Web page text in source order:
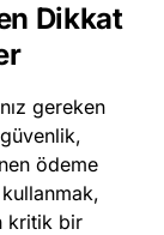
Dikkat
gereken
ödeme
kritik bir